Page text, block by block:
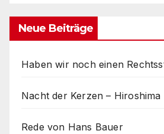
Neue Beiträge
Haben wir noch einen
Nacht der Kerzen – Hiroshima
Rede von Hans Bauer